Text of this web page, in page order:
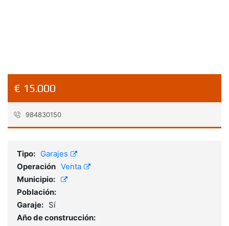
€ 15.000
984830150Referencia:
Tipo: Garajes
Operación Venta
Municipio:
Población:
Garaje: Sí
Año de construcción: